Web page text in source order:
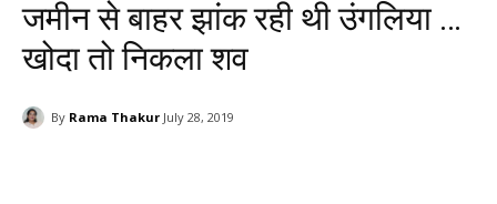
जमीन से बाहर झांक रही थी उंगलिया …
खोदा तो निकला शव
By Rama Thakur July 28, 2019